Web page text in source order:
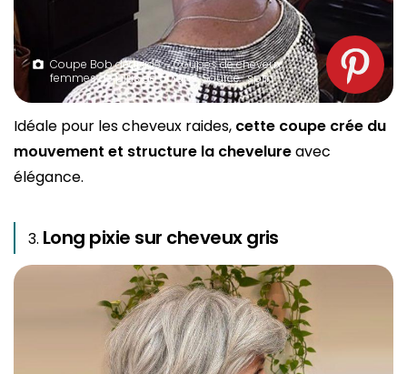
Coupe Bob dégradé – Coupes de cheveux,
femmes de plus de 50 ans. Source : spm
Idéale pour les cheveux raides, cette coupe crée du
mouvement et structure la chevelureavec
élégance.
Long pixie sur cheveux gris